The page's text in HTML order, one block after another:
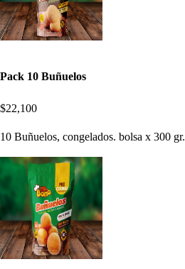
Pack 10 Buñuelos
$22,100
10 Buñuelos, congelados. bolsa x 300 gr.